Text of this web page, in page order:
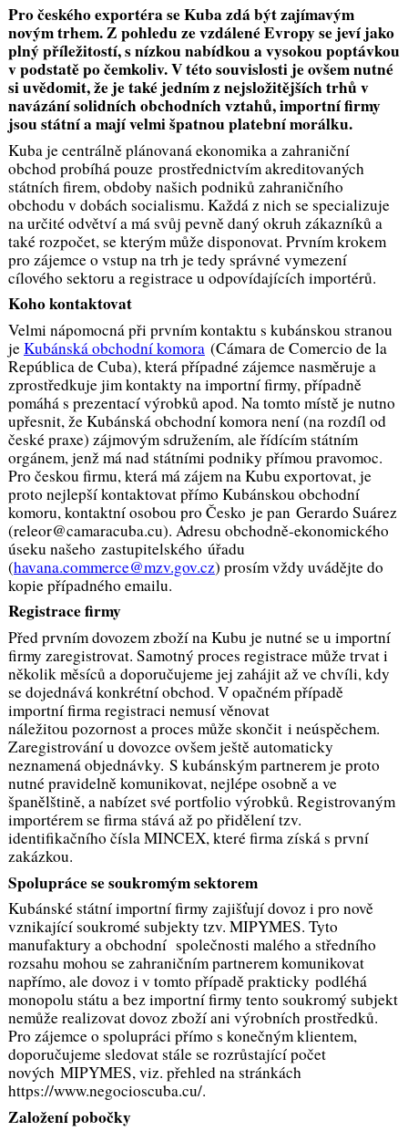
Pro českého exportéra se Kuba zdá být zajímavým
novým trhem. Z pohledu ze vzdálené Evropy se jeví jako
plný příležitostí, s nízkou nabídkou a vysokou poptávkou
v podstatě po čemkoliv. V této souvislosti je ovšem nutné
si uvědomit, že je také jedním z nejsložitějších trhů v
navázání solidních obchodních vztahů, importní firmy
jsou státní a mají velmi špatnou platební morálku.
Kuba je centrálně plánovaná ekonomika a zahraniční
obchod probíhá pouze prostřednictvím akreditovaných
státních firem, obdoby našich podniků zahraničního
obchodu v dobách socialismu. Každá z nich se specializuje
na určité odvětví a má svůj pevně daný okruh zákazníků a
také rozpočet, se kterým může disponovat. Prvním krokem
pro zájemce o vstup na trh je tedy správné vymezení
cílového sektoru a registrace u odpovídajících importérů.
Koho kontaktovat
Velmi nápomocná při prvním kontaktu s kubánskou stranou
jeKubánská obchodní komora(Cámara de Comercio de la
República de Cuba), která případné zájemce nasměruje a
zprostředkuje jim kontakty na importní firmy, případně
pomáhá s prezentací výrobků apod. Na tomto místě je nutno
upřesnit, že Kubánská obchodní komora není (na rozdíl od
české praxe) zájmovým sdružením, ale řídícím státním
orgánem, jenž má nad státními podniky přímou pravomoc.
Pro českou firmu, která má zájem na Kubu exportovat, je
proto nejlepší kontaktovat přímo Kubánskou obchodní
komoru, kontaktní osobou pro Česko je pan Gerardo Suárez
(releor@camaracuba.cu). Adresu obchodně-ekonomického
úseku našeho zastupitelského úřadu
(havana.commerce@mzv.gov.cz) prosím vždy uvádějte do
kopie případného emailu.
Registrace firmy
Před prvním dovozem zboží na Kubu je nutné se u importní
firmy zaregistrovat. Samotný proces registrace může trvat i
několik měsíců a doporučujeme jej zahájit až ve chvíli, kdy
se dojednává konkrétní obchod. V opačném případě
importní firma registraci nemusí věnovat
náležitou pozornost a proces může skončit i neúspěchem.
Zaregistrování u dovozce ovšem ještě automaticky
neznamená objednávky. S kubánským partnerem je proto
nutné pravidelně komunikovat, nejlépe osobně a ve
španělštině, a nabízet své portfolio výrobků. Registrovaným
importérem se firma stává až po přidělení tzv.
identifikačního čísla MINCEX, které firma získá s první
zakázkou.
Spolupráce se soukromým sektorem
Kubánské státní importní firmy zajišťují dovoz i pro nově
vznikající soukromé subjekty tzv. MIPYMES. Tyto
manufaktury a obchodní společnosti malého a středního
rozsahu mohou se zahraničním partnerem komunikovat
napřímo, ale dovoz i v tomto případě prakticky podléhá
monopolu státu a bez importní firmy tento soukromý subjekt
nemůže realizovat dovoz zboží ani výrobních prostředků.
Pro zájemce o spolupráci přímo s konečným klientem,
doporučujeme sledovat stále se rozrůstající počet
nových MIPYMES, viz. přehled na stránkách
https://www.negocioscuba.cu/.
Založení pobočky